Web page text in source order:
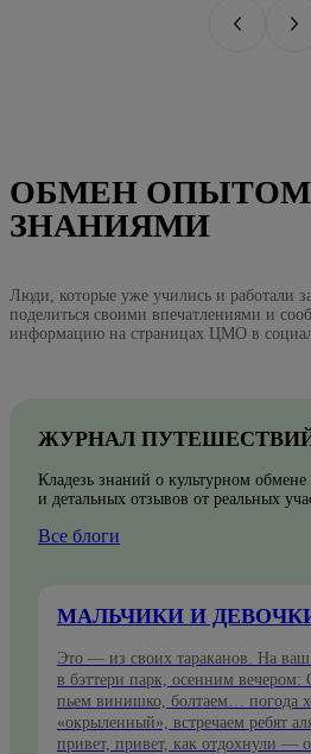
ОБМЕН
ЗНАНИЯМИ
Люди, которые уже учились и работали
поделиться своими впечатлениями и
информацию на страницах ЦМО в
ЖУРНАЛ
Кладезь знаний о культурном
и детальных отзывов от реальных
Все блоги
МАЛЬЧИКИ И
Это — из своих тараканов. На
в бэттери парк, осенним вечером:
пьем винишко, болтаем… погода
«окрыленный», встречаем ребят
привет, привет, как отдохнули —